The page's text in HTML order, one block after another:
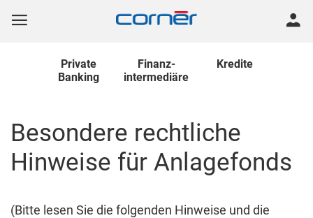
Private
Banking
Finanz-
intermediäre
Kredite
Besondere rechtliche
Hinweise für Anlagefonds
(Bitte lesen Sie die folgenden Hinweise und die